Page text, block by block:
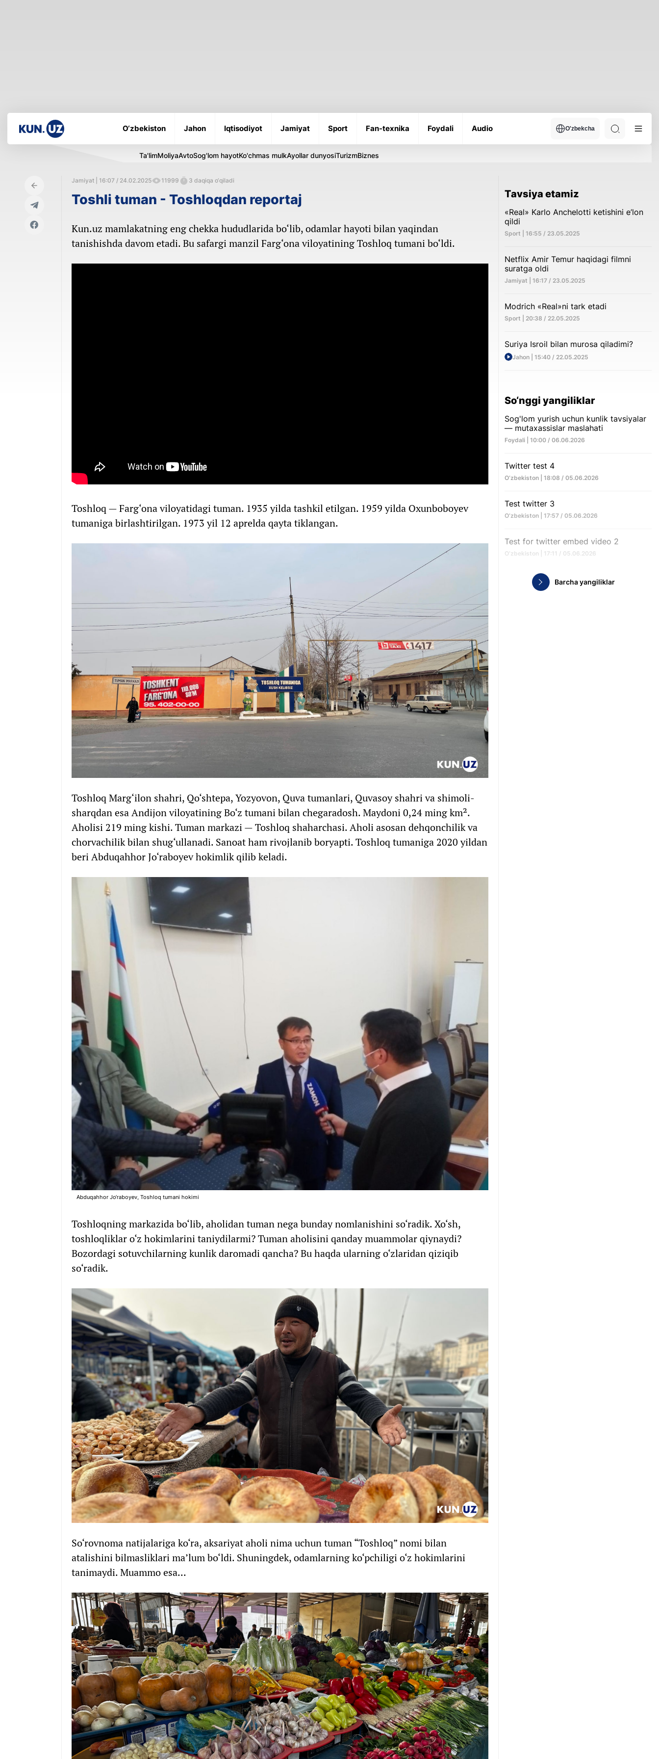
O‘zbekiston Jahon Iqtisodiyot Jamiyat Sport Fan-texnika Foydali Audio O'zbekcha
Ta'limMoliyaAvtoSog'lom hayotKo'chmas mulkAyollar dunyosiTurizmBiznes
Jamiyat | 16:07 / 24.02.2025 11999 3 daqiqa o‘qiladi
Toshli tuman - Toshloqdan reportaj
Kun.uz mamlakatning eng chekka hududlarida bo‘lib, odamlar hayoti bilan yaqindan
tanishishda davom etadi. Bu safargi manzil Farg‘ona viloyatining Toshloq tumani bo‘ldi.
Toshloq — Farg‘ona viloyatidagi tuman. 1935 yilda tashkil etilgan. 1959 yilda Oxunboboyev
tumaniga birlashtirilgan. 1973 yil 12 aprelda qayta tiklangan.
Toshloq Marg‘ilon shahri, Qo‘shtepa, Yozyovon, Quva tumanlari, Quvasoy shahri va shimoli-
sharqdan esa Andijon viloyatining Bo‘z tumani bilan chegaradosh. Maydoni 0,24 ming km².
Aholisi 219 ming kishi. Tuman markazi — Toshloq shaharchasi. Aholi asosan dehqonchilik va
chorvachilik bilan shug‘ullanadi. Sanoat ham rivojlanib boryapti. Toshloq tumaniga 2020 yildan
beri Abduqahhor Jo‘raboyev hokimlik qilib keladi.
Abduqahhor Jo‘raboyev, Toshloq tumani hokimi
Toshloqning markazida bo‘lib, aholidan tuman nega bunday nomlanishini so‘radik. Xo‘sh,
toshloqliklar o‘z hokimlarini taniydilarmi? Tuman aholisini qanday muammolar qiynaydi?
Bozordagi sotuvchilarning kunlik daromadi qancha? Bu haqda ularning o‘zlaridan qiziqib
so‘radik.
So‘rovnoma natijalariga ko‘ra, aksariyat aholi nima uchun tuman “Toshloq” nomi bilan
atalishini bilmasliklari ma’lum bo‘ldi. Shuningdek, odamlarning ko‘pchiligi o‘z hokimlarini
tanimaydi. Muammo esa...
Tavsiya etamiz
«Real» Karlo Anchelotti ketishini e’lon
qildi
Sport | 16:55 / 23.05.2025
Netflix Amir Temur haqidagi filmni
suratga oldi
Jamiyat | 16:17 / 23.05.2025
Modrich «Real»ni tark etadi
Sport | 20:38 / 22.05.2025
Suriya Isroil bilan murosa qiladimi?
Jahon | 15:40 / 22.05.2025
So‘nggi yangiliklar
Sog'lom yurish uchun kunlik tavsiyalar
— mutaxassislar maslahati
Foydali | 10:00 / 06.06.2026
Twitter test 4
O‘zbekiston | 18:08 / 05.06.2026
Test twitter 3
O‘zbekiston | 17:57 / 05.06.2026
Test for twitter embed video 2
O‘zbekiston | 17:11 / 05.06.2026
Barcha yangiliklar